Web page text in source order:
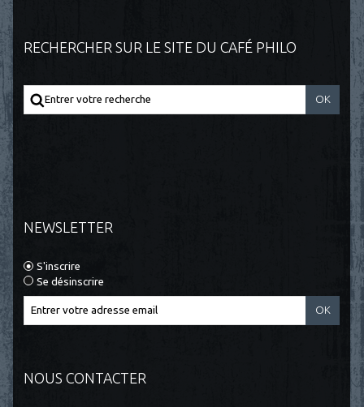
RECHERCHER SUR LE SITE DU CAFÉ PHILO
NEWSLETTER
S'inscrire
Se désinscrire
NOUS CONTACTER